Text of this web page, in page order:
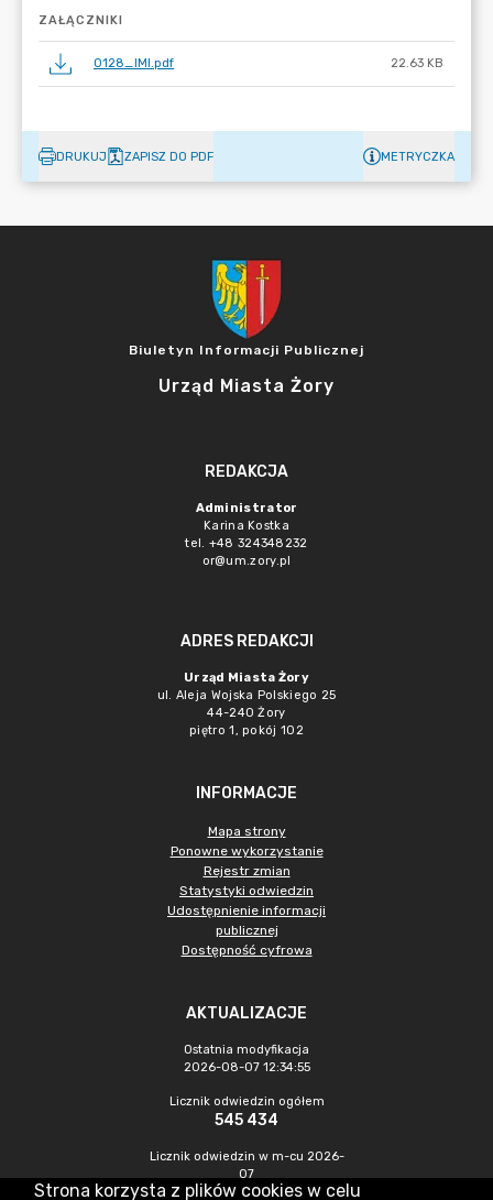
ZAŁĄCZNIKI
0128_IMI.pdf 22.63 KB
DRUKUJ ZAPISZ DO PDF METRYCZKA
Biuletyn Informacji Publicznej
Urząd Miasta Żory
REDAKCJA
Administrator
Karina Kostka
tel. +48 324348232
or@um.zory.pl
ADRES REDAKCJI
Urząd Miasta Żory
ul. Aleja Wojska Polskiego 25
44-240 Żory
piętro 1, pokój 102
INFORMACJE
Mapa strony
Ponowne wykorzystanie
Rejestr zmian
Statystyki odwiedzin
Udostępnienie informacji
publicznej
Dostępność cyfrowa
AKTUALIZACJE
Ostatnia modyfikacja
2026-08-07 12:34:55
Licznik odwiedzin ogółem
545 434
Licznik odwiedzin w m-cu 2026-
07
1 450
Strona korzysta z plików cookies w celu